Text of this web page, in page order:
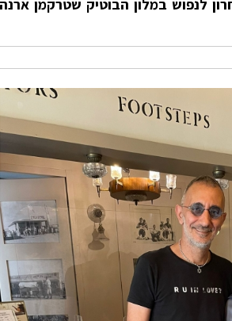
לנפוש במלון הבוטיק שטרקמן ארנה